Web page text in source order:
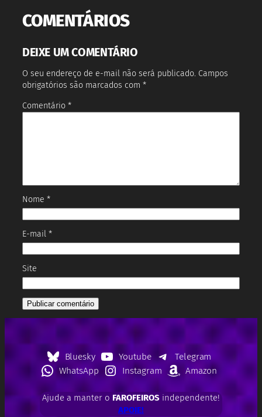
COMENTÁRIOS
DEIXE UM COMENTÁRIO
O seu endereço de e-mail não será publicado. Campos
obrigatórios são marcados com *
Comentário *
Nome *
E-mail *
Site
Bluesky Youtube
Telegram
WhatsApp
Instagram Amazon
Ajude a manter o FAROFEIROSindependente!
APOIE!